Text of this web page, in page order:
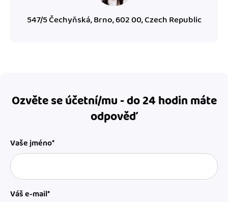
547/5 Čechyňská, Brno, 602 00, Czech Republic
Ozvěte se účetní/mu - do 24 hodin máte
odpověď
Vaše jméno*
Váš e-mail*